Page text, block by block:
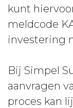
kunt
meldcode
investering
Bij Simpel
aanvragen
proces kan